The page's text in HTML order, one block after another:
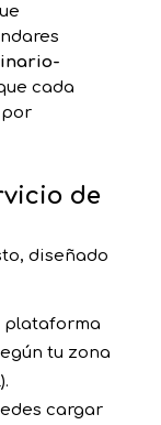
cada
por
de
diseñado
plataforma
tu zona
cargar